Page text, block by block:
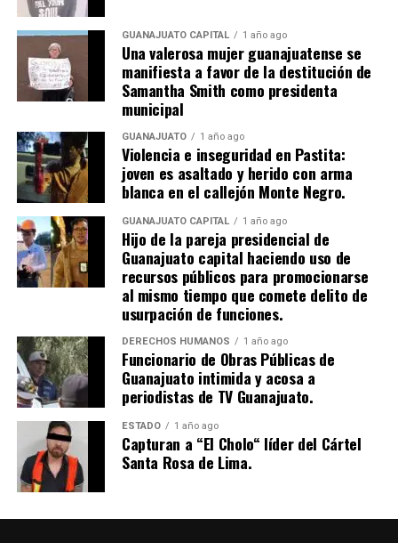
GUANAJUATO CAPITAL 1 año ago
Una valerosa mujer guanajuatense se
manifiesta a favor de la destitución de
Samantha Smith como presidenta
municipal
GUANAJUATO 1 año ago
Violencia e inseguridad en Pastita:
joven es asaltado y herido con arma
blanca en el callejón Monte Negro.
GUANAJUATO CAPITAL 1 año ago
Hijo de la pareja presidencial de
Guanajuato capital haciendo uso de
recursos públicos para promocionarse
al mismo tiempo que comete delito de
usurpación de funciones.
DERECHOS HUMANOS 1 año ago
Funcionario de Obras Públicas de
Guanajuato intimida y acosa a
periodistas de TV Guanajuato.
ESTADO 1 año ago
Capturan a “El Cholo“ líder del Cártel
Santa Rosa de Lima.